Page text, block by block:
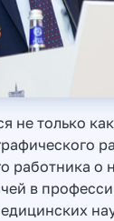
не только
работника о
в